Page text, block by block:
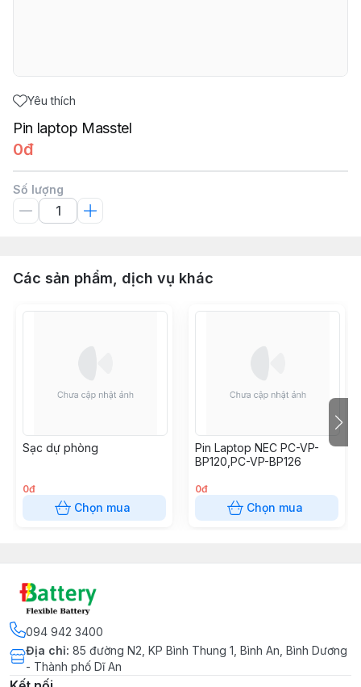
Yêu thích
Pin laptop Masstel
0đ
Số lượng
Các sản phẩm, dịch vụ khác
Sạc dự phòng
0đ
Chọn mua
Pin Laptop NEC PC-VP-
BP120,PC-VP-BP126
0đ
Chọn mua
094 942 3400
Địa chỉ: 85 đường N2, KP Bình Thung 1, Bình An, Bình Dương
- Thành phố Dĩ An